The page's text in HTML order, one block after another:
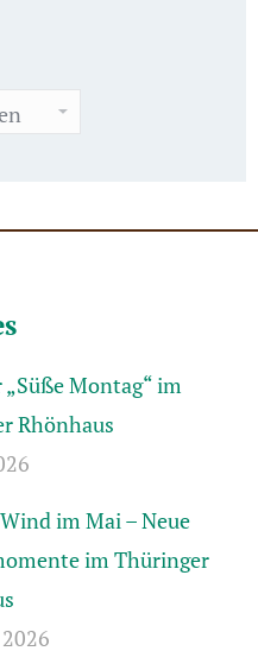
„Süße Montag“ im
Rhönhaus
im Mai – Neue
im Thüringer